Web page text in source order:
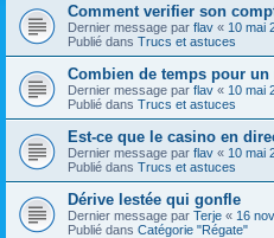
Comment verifier son
Dernier message par flav « 10 mai
Publié dans Trucs et astuces
Combien de temps pour un
Dernier message par flav « 10 mai
Publié dans Trucs et astuces
Est-ce que le casino en
Dernier message par flav « 10 mai
Publié dans Trucs et astuces
Dérive lestée qui gonfle
Dernier message par Terje « 16
Publié dans Catégorie "Régate"